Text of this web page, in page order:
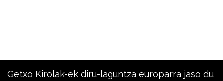
Getxo Kirolak-ek diru-laguntza europarra jaso du